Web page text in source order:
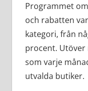
Programmet
och rabatten
kategori, från
procent. Utöver
som varje
utvalda butiker.